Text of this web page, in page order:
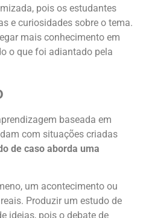
pois os estudantes
e curiosidades sobre o tema.
mais conhecimento em
o que foi adiantado pela
baseada em
com situações criadas
de caso aborda uma
um acontecimento ou
Produzir um estudo de
ideias, pois o debate de